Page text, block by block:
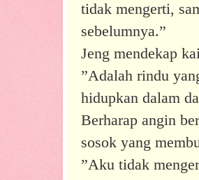
tidak mengerti,
sebelumnya.”
Jeng mendekap
”Adalah rindu
hidupkan dalam
Berharap angin
sosok yang
”Aku tidak